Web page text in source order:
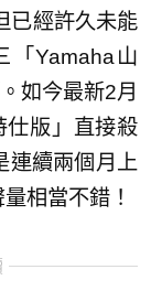
已經許久未能
「Yamaha山
如今最新2月
仕版」直接殺
連續兩個月上
相當不錯！